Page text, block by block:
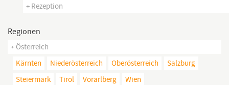
+ Rezeption
Regionen
+ Österreich
Kärnten
Niederösterreich Oberösterreich
Salzburg
Steiermark
Tirol Vorarlberg Wien